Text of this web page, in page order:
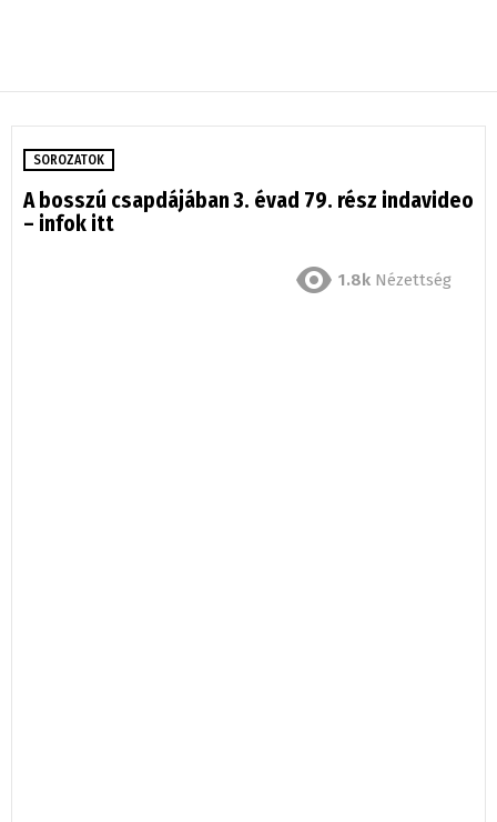
SOROZATOK
A bosszú csapdájában 3. évad 79. rész indavideo
– infok itt
1.8k Nézettség